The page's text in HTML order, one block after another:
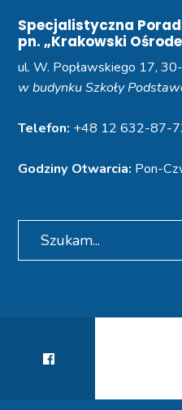
Specjalistyczna
pn. „Krakowski
ul. W. Popławskiego 17,
w budynku Szkoły
Telefon: +48 12 632-87-
Godziny Otwarcia: Pon-